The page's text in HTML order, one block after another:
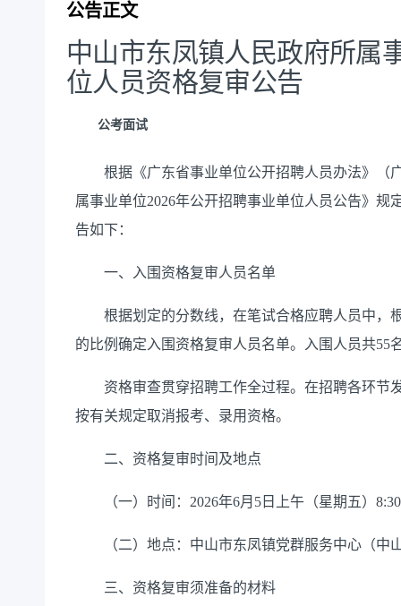
公告正文
中山市东凤镇人民政府所属
位人员资格复审公告
公考面试
根据《广东省事业单位公开招聘人员办法》（
属事业单位2026年公开招聘事业单位人员公告》
告如下：
一、入围资格复审人员名单
根据划定的分数线，在笔试合格应聘人员中，
的比例确定入围资格复审人员名单。入围人员共55
资格审查贯穿招聘工作全过程。在招聘各环节
按有关规定取消报考、录用资格。
二、资格复审时间及地点
（一）时间：2026年6月5日上午（星期五）
（二）地点：中山市东凤镇党群服务中心（中
三、资格复审须准备的材料